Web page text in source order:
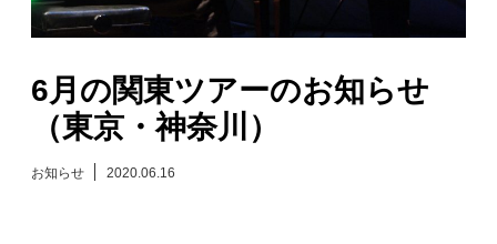
ギャラリー
日々のレポート
6月の関東ツアーのお知らせ
（東京・神奈川）
お知らせ 2020.06.16